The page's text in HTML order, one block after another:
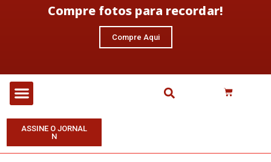
Compre fotos para recordar!
Compre Aqui
ASSINE O JORNAL
N